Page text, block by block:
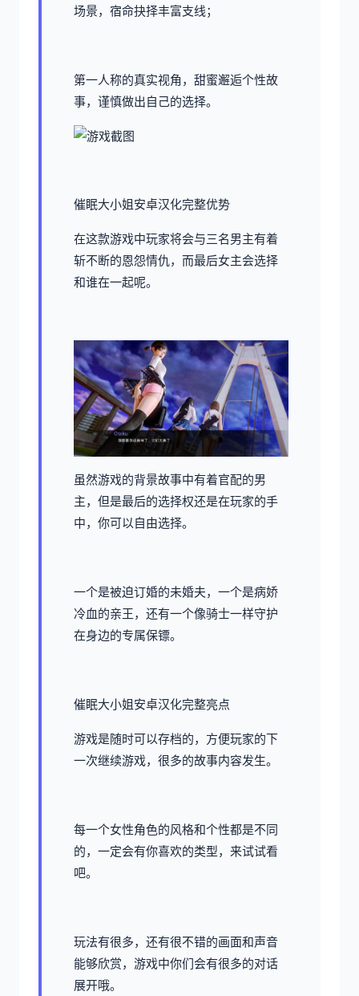
场景，宿命抉择丰富支线；
第一人称的真实视角，甜蜜邂逅个性故
事，谨慎做出自己的选择。
催眠大小姐安卓汉化完整优势
在这款游戏中玩家将会与三名男主有着
斩不断的恩怨情仇，而最后女主会选择
和谁在一起呢。
虽然游戏的背景故事中有着官配的男
主，但是最后的选择权还是在玩家的手
中，你可以自由选择。
一个是被迫订婚的未婚夫，一个是病娇
冷血的亲王，还有一个像骑士一样守护
在身边的专属保镖。
催眠大小姐安卓汉化完整亮点
游戏是随时可以存档的，方便玩家的下
一次继续游戏，很多的故事内容发生。
每一个女性角色的风格和个性都是不同
的，一定会有你喜欢的类型，来试试看
吧。
玩法有很多，还有很不错的画面和声音
能够欣赏，游戏中你们会有很多的对话
展开哦。